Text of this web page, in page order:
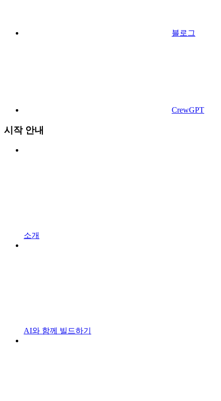
블로그
CrewGPT
시작 안내
소개
AI와 함께 빌드하기